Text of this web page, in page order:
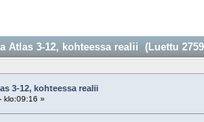
Atlas 3-12, kohteessa realii (Luettu
3-12, kohteessa realii
klo:09:16 »